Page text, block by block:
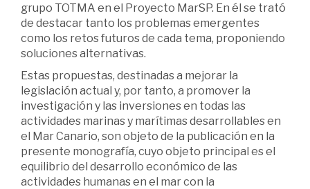
grupo TOTMA en el Proyecto MarSP. En él se trató
de destacar tanto los problemas emergentes
como los retos futuros de cada tema, proponiendo
soluciones alternativas.
Estas propuestas, destinadas a mejorar la
legislación actual y, por tanto, a promover la
investigación y las inversiones en todas las
actividades marinas y marítimas desarrollables en
el Mar Canario, son objeto de la publicación en la
presente monografía, cuyo objeto principal es el
equilibrio del desarrollo económico de las
actividades humanas en el mar con la